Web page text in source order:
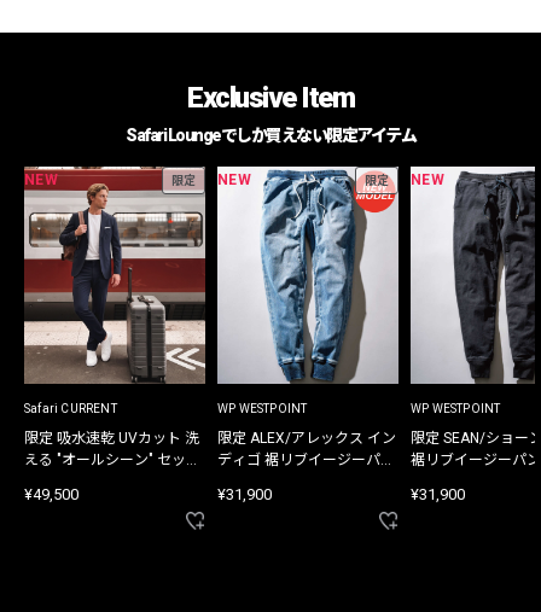
Exclusive Item
Safari Loungeでしか買えない限定アイテム
NEW 限定
Safari CURRENT
限定 吸水速乾 UVカット 洗
える "オールシーン" セット
¥49,500
NEW 限定
WP WESTPOINT
限定 ALEX/アレックス イン
ディゴ 裾リブイージーパン
¥31,900
NEW
WP WESTPOINT
限定 SEAN/ショー
裾リブイージーパ
¥31,900